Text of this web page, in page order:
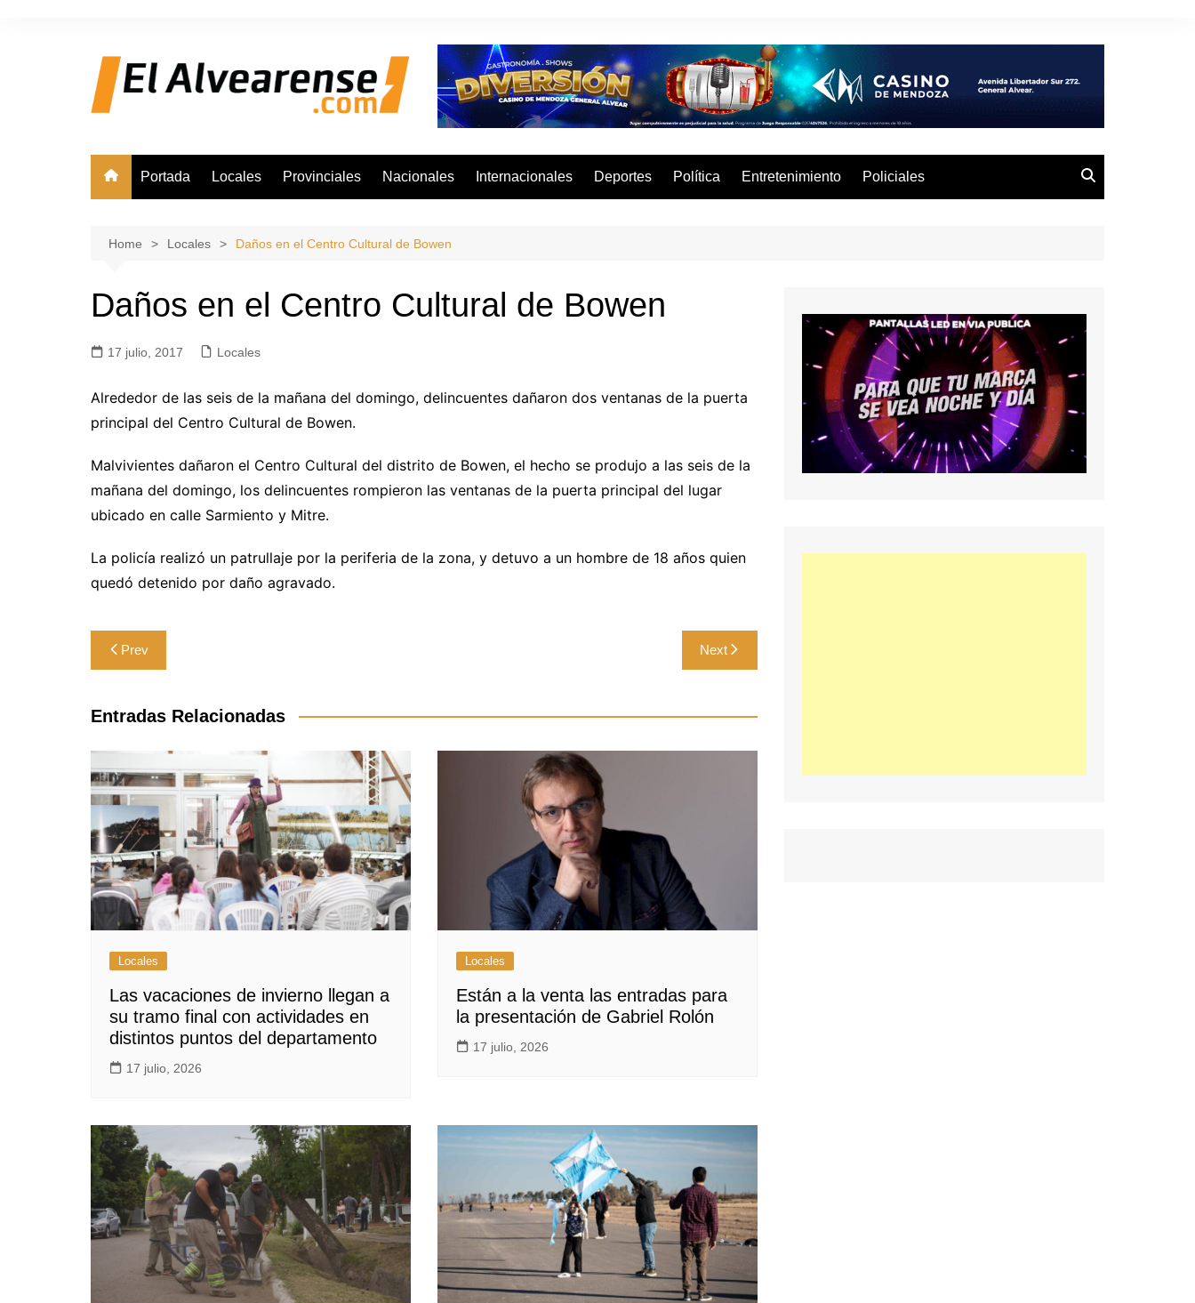
Portada Locales Provinciales Nacionales Internacionales Deportes Política Entretenimiento Policiales
Home Locales Daños en el Centro Cultural de Bowen
Daños en el Centro Cultural de Bowen
17 julio, 2017 Locales
Alrededor de las seis de la mañana del domingo, delincuentes dañaron dos ventanas de la puerta
principal del Centro Cultural de Bowen.
Malvivientes dañaron el Centro Cultural del distrito de Bowen, el hecho se produjo a las seis de la
mañana del domingo, los delincuentes rompieron las ventanas de la puerta principal del lugar
ubicado en calle Sarmiento y Mitre.
La policía realizó un patrullaje por la periferia de la zona, y detuvo a un hombre de 18 años quien
quedó detenido por daño agravado.
Navegación
de
entradas
Prev Next
Entradas Relacionadas
Locales
Las vacaciones de invierno llegan a
su tramo final con actividades en
distintos puntos del departamento
17 julio, 2026
Locales
Están a la venta las entradas para
la presentación de Gabriel Rolón
17 julio, 2026